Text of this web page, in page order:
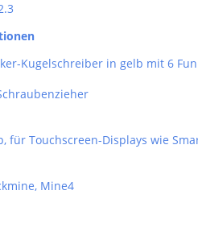
Kugelschreiber in gelb mit 6
für Touchscreen-Displays wie
Mine4